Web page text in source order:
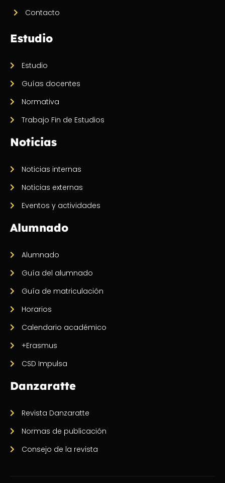
Contacto
Estudio
Estudio
Guías docentes
Normativa
Trabajo Fin de Estudios
Noticias
Noticias internas
Noticias externas
Eventos y actividades
Alumnado
Alumnado
Guía del alumnado
Guía de matriculación
Horarios
Calendario académico
+Erasmus
CSD Impulsa
Danzaratte
Revista Danzaratte
Normas de publicación
Consejo de la revista